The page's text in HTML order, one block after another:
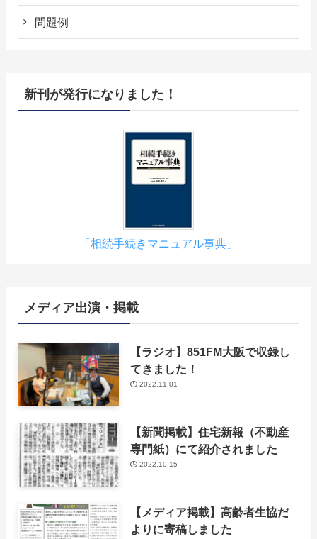
問題例
新刊が発行になりました！
「相続手続きマニュアル事典」
メディア出演・掲載
【ラジオ】851FM大阪で収録し
てきました！
2022.11.01
【新聞掲載】住宅新報（不動産
専門紙）にて紹介されました
2022.10.15
【メディア掲載】高齢者生協だ
よりに寄稿しました